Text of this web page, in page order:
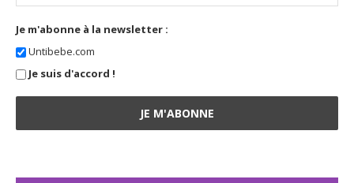
Je m'abonne à la newsletter :
Untibebe.com
Je suis d'accord !